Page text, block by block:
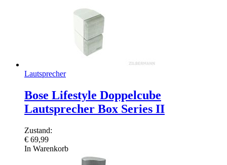
Lautsprecher
Bose Lifestyle Doppelcube
Lautsprecher Box Series II
Zustand:
€ 69,99
In Warenkorb